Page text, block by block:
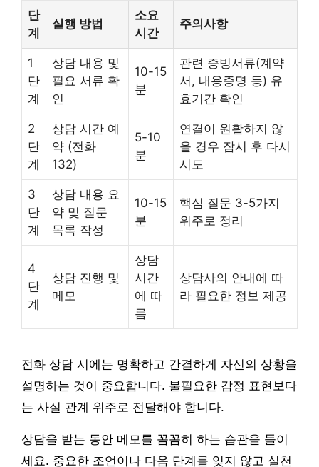
단
계
실행 방법
소요
시간
주의사항
1
단
계
상담 내용 및
필요 서류 확
인
10-15
분
관련 증빙서류(계약
서, 내용증명 등) 유
효기간 확인
2
단
계
상담 시간 예
약 (전화
132)
5-10
분
연결이 원활하지 않
을 경우 잠시 후 다시
시도
3
단
계
상담 내용 요
약 및 질문
목록 작성
10-15
분
핵심 질문 3-5가지
위주로 정리
4
단
계
상담 진행 및
메모
상담
시간
에 따
름
상담사의 안내에 따
라 필요한 정보 제공
전화 상담 시에는 명확하고 간결하게 자신의 상황을
설명하는 것이 중요합니다. 불필요한 감정 표현보다
는 사실 관계 위주로 전달해야 합니다.
상담을 받는 동안 메모를 꼼꼼히 하는 습관을 들이
세요. 중요한 조언이나 다음 단계를 잊지 않고 실천